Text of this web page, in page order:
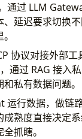
通过 LLM
延迟要求切换
协议对接外部工
通过 RAG 接入
私有数据问题。
运行数据，做链
熟度直接决定
抓瞎。